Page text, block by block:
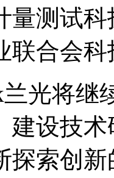
量测试
联合会
光将继
建设技
探索创